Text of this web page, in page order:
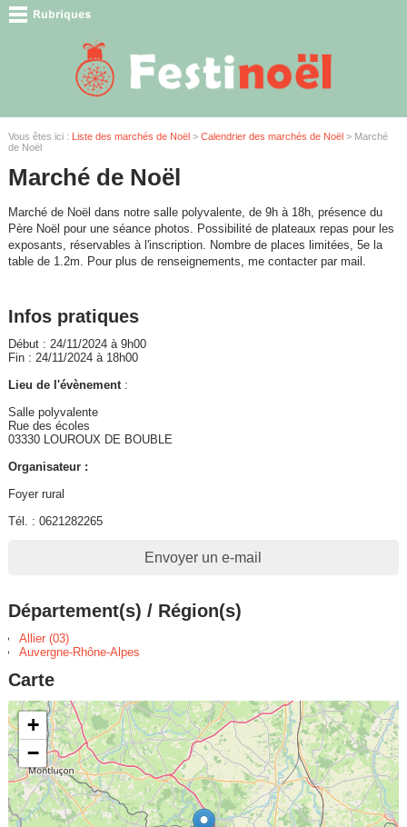
Vous êtes ici : Liste des marchés de Noël> Calendrier des marchés de Noël> Marché
de Noël
Marché de Noël
Marché de Noël dans notre salle polyvalente, de 9h à 18h, présence du
Père Noël pour une séance photos. Possibilité de plateaux repas pour les
exposants, réservables à l'inscription. Nombre de places limitées, 5e la
table de 1.2m. Pour plus de renseignements, me contacter par mail.
Infos pratiques
Début : 24/11/2024 à 9h00
Fin : 24/11/2024 à 18h00
Lieu de l'évènement:
Salle polyvalente
Rue des écoles
03330 LOUROUX DE BOUBLE
Organisateur :
Foyer rural
Tél. : 0621282265
Envoyer un e-mail
Département(s) / Région(s)
Allier (03)
Auvergne-Rhône-Alpes
Carte
+
−